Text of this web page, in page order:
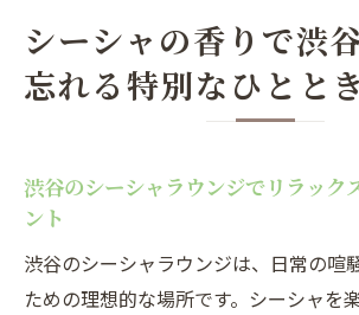
渋谷の隠れ家シーシャスポット
渋谷のシーシャスポット巡り
リトリート
シーシャラウンジで楽しむ
画
シーシャの香りで渋
忘れる特別なひととき
渋谷のシーシャラウンジでリラック
ント
渋谷のシーシャラウンジは、日常の喧
ための理想的な場所です。シーシャを